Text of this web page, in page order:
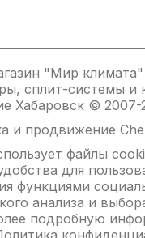
"Мир
сплит-системы и
Хабаровск © 2007-
и продвижение
файлы
для
функциями
анализа и
подробную